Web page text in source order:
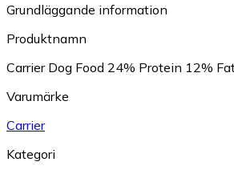
Grundläggande information
Produktnamn
Carrier Dog Food 24% Protein 12%
Varumärke
Carrier
Kategori